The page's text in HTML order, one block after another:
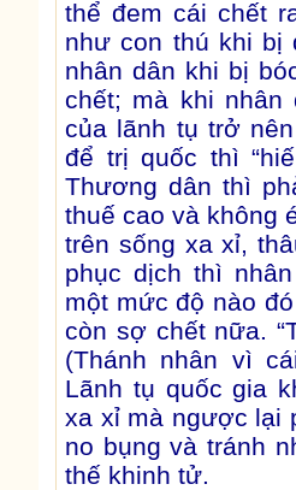
thể đem cái chết
như con thú khi bị
nhân dân khi bị
chết; mà khi
của lãnh tụ trở
để trị quốc thì
Thương dân thì
thuế cao và không
trên sống xa xỉ,
phục dịch thì
một mức độ nào
còn sợ chết nữa.
(Thánh nhân vì
Lãnh tụ quốc gia
xa xỉ mà ngược lại
no bụng và tránh
thế khinh tử.